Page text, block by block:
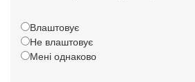
Влаштовує
Не влаштовує
Мені однаково